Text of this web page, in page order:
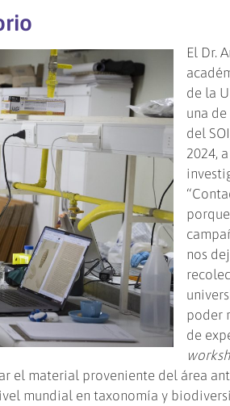
El Dr.
de la
una
del
2024,
nos
poder
de
el material proveniente del área
mundial en taxonomía y